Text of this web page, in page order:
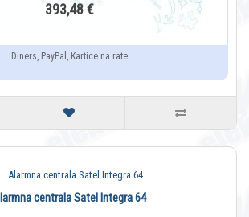
393,48 €
Diners, PayPal, Kartice na rate
centrala Satel Integra 64